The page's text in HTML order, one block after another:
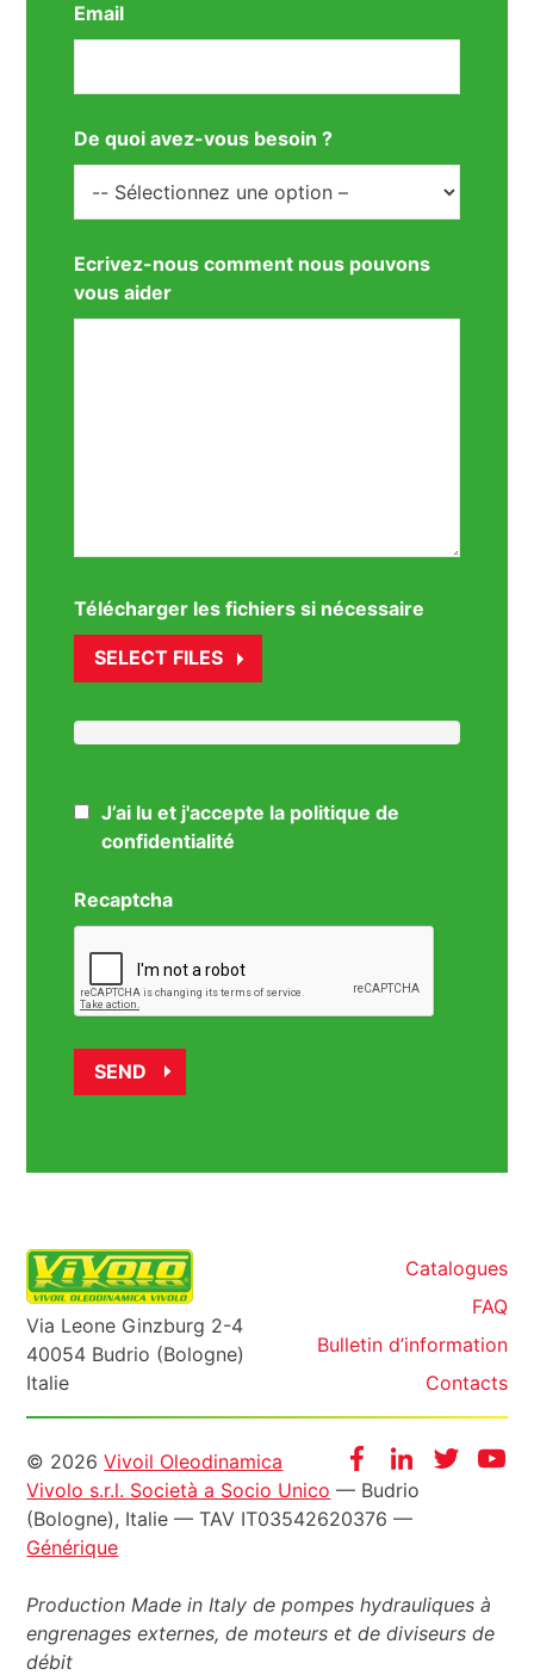
Email
De quoi avez-vous besoin ?
Ecrivez-nous comment nous pouvons
vous aider
Télécharger les fichiers si nécessaire
SELECT FILES
J’ai lu et j'accepte la politique de
confidentialité
Recaptcha
Via Leone Ginzburg 2-4
40054 Budrio (Bologne)
Italie
Catalogues
FAQ
Bulletin d’information
Contacts
FacebookInstagram
Twitter
Informazioni
legali
© 2026Vivoil Oleodinamica
Vivolo s.r.l. Società a Socio Unico — Budrio
(Bologne), Italie — TAV IT03542620376 —
Générique
Production Made in Italy de pompes hydrauliques à
engrenages externes, de moteurs et de diviseurs de
débit